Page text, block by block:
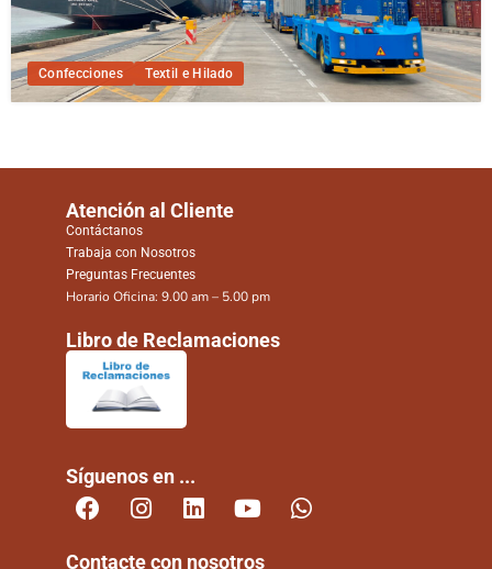
Confecciones Textil e Hilado
Atención al Cliente
Contáctanos
Trabaja con Nosotros
Preguntas Frecuentes
Horario Oficina: 9.00 am – 5.00 pm
Libro de Reclamaciones
Síguenos en ...
Contacte con nosotros